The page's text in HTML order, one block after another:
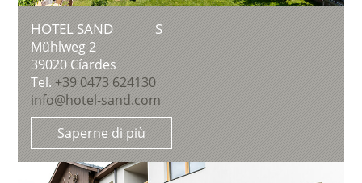
HOTEL SAND S
Mühlweg 2
39020 Cíardes
Tel.+39 0473 624130
info@hotel-sand.com
Saperne di più